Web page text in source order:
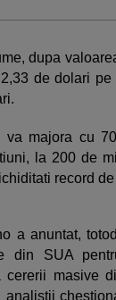
dupa
de dolari
va majora cu
la 200 de
record
a anuntat,
din SUA
cererii masive